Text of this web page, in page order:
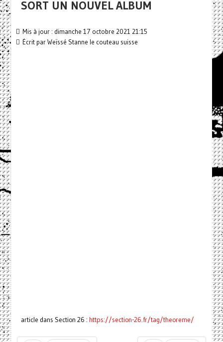
SORT UN NOUVEL ALBUM
Mis à jour : dimanche 17 octobre 2021 21:15
Écrit parWeïssé Stanne le couteau suisse
article dans Section 26 : https://section-26.fr/tag/theoreme/